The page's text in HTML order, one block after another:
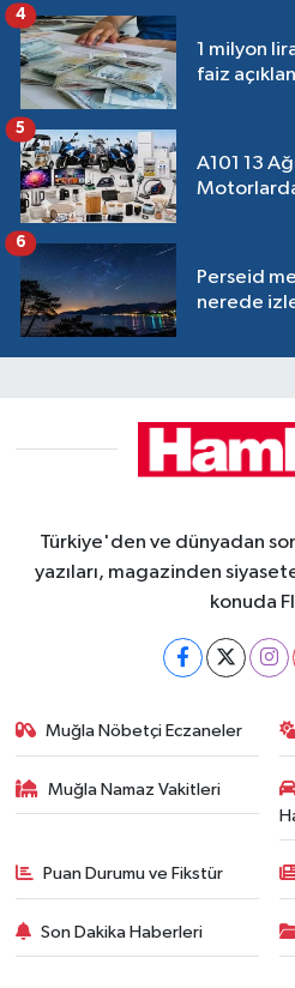
1 milyon
faiz
4
A101 13
5
Perseid
nerede
6
Türkiye'den ve dünyadan
yazıları, magazinden
konuda
Muğla Nöbetçi Eczaneler
Muğla Namaz Vakitleri
Puan Durumu ve Fikstür
Son Dakika Haberleri